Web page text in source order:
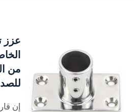
عزز
من
إن